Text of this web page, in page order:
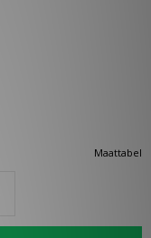
Maattabel